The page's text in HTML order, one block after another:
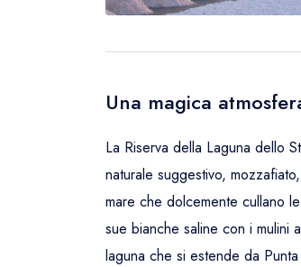
Una magica
La Riserva della Laguna dello
naturale suggestivo,
mare che dolcemente cullano
sue bianche saline con i mulini
laguna che si estende da